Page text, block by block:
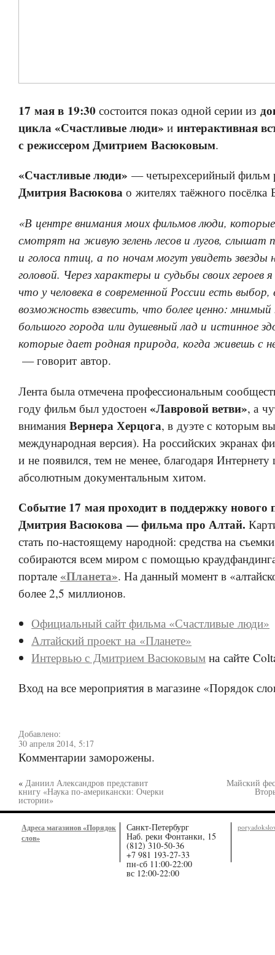
17 мая в 19:30 состоится показ одной серии из
цикла «Счастливые люди» и интерактивная
с режиссером Дмитрием Васюковым.
«Счастливые люди» — четырехсерийный фильм
Дмитрия Васюкова о жителях таёжного посёлка
«В центре внимания моих фильмов люди,
смотрят на живую зелень лесов и лугов, слышат
и голоса птиц, а по ночам могут увидеть звезды
головой. Через характеры и судьбы своих героев
что у человека в современной России есть выбор,
возможность взвесить, что более ценно:
большого города или душевный лад и истинное
которые дает родная природа, когда живешь с
— говорит автор.
Лента была отмечена профессиональным
году фильм был удостоен «Лавровой ветви», а
внимания Вернера Херцога, в дуэте с которым
международная версия). На российских экранах
и не появился, тем не менее, благодаря Интернету
абсолютным документальным хитом.
Событие 17 маяпроходит в поддержку нового
Дмитрия Васюкова — фильма про Алтай.
стать по-настоящему народной: средства на
собираются всем миром с помощью
портале «Планета». На данный момент в
более 2,5 миллионов.
Официальный сайт фильма «Счастливые люди»
Алтайский проект на «Планете»
Интервью с Дмитрием Васюковым на сайте
Вход на все мероприятия в магазине «Порядок
Добавлено:
30 апреля 2014, 5:17
Комментарии заморожены.
« Даниил Александров представит
книгу «Наука по-американски: Очерки
истории»
Майский
Адреса магазинов «Порядок
слов»
Санкт-Петербург
Наб. реки Фонтанки, 15
(812) 310-50-36
+7 981 193-27-33
пн-сб 11:00-22:00
вс 12:00-22:00